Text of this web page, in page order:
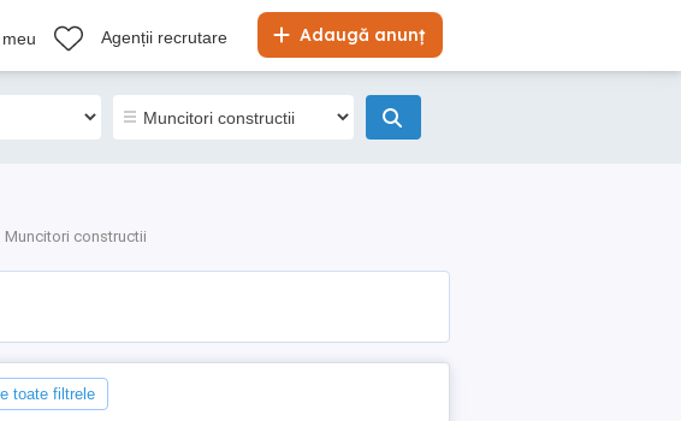
Adaugă anunț
Agenții recrutare
Muncitori constructii
toate filtrele